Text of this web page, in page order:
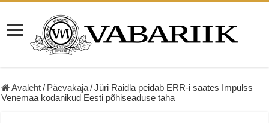
Avaleht/ Päevakaja/Jüri Raidla peidab ERR-i saates Impulss
Venemaa kodanikud Eesti põhiseaduse taha